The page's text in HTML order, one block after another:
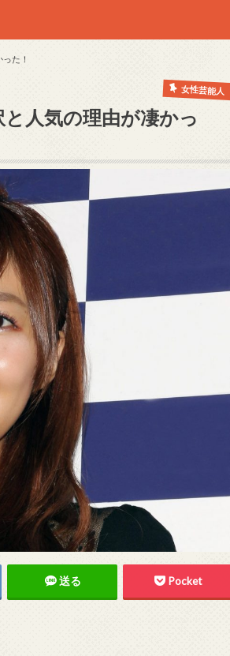
た！
女性芸能人
人気の理由が凄かっ
送る Pocket